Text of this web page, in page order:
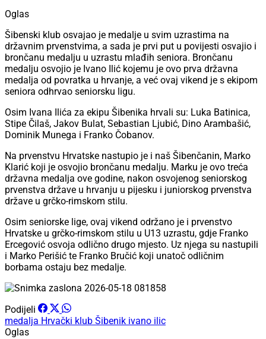
Oglas
Šibenski klub osvajao je medalje u svim uzrastima na
državnim prvenstvima, a sada je prvi put u povijesti osvajio i
brončanu medalju u uzrastu mlađih seniora. Brončanu
medalju osvojio je Ivano Ilić kojemu je ovo prva državna
medalja od povratka u hrvanje, a već ovaj vikend je s ekipom
seniora odhrvao seniorsku ligu.
Osim Ivana Ilića za ekipu Šibenika hrvali su: Luka Batinica,
Stipe Čilaš, Jakov Bulat, Sebastian Ljubić, Dino Arambašić,
Dominik Munega i Franko Čobanov.
Na prvenstvu Hrvatske nastupio je i naš Šibenčanin, Marko
Klarić koji je osvojio brončanu medalju. Marku je ovo treća
državna medalja ove godine, nakon osvojenog seniorskog
prvenstva države u hrvanju u pijesku i juniorskog prvenstva
države u grčko-rimskom stilu.
Osim seniorske lige, ovaj vikend održano je i prvenstvo
Hrvatske u grčko-rimskom stilu u U13 uzrastu, gdje Franko
Ercegović osvoja odlično drugo mjesto. Uz njega su nastupili
i Marko Perišić te Franko Bručić koji unatoč odličnim
borbama ostaju bez medalje.
Podijeli
medalja Hrvački klub Šibenik ivano ilic
Oglas